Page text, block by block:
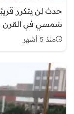
حدث لن يتكرر
شمسي في القرن
منذ 5 أشهر